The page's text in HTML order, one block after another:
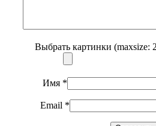
Выбрать картинки (maxsize:
Имя *
Email *